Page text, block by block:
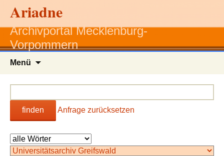
Ariadne
Archivportal Mecklenburg-
Vorpommern
Menü
finden Anfrage zurücksetzen